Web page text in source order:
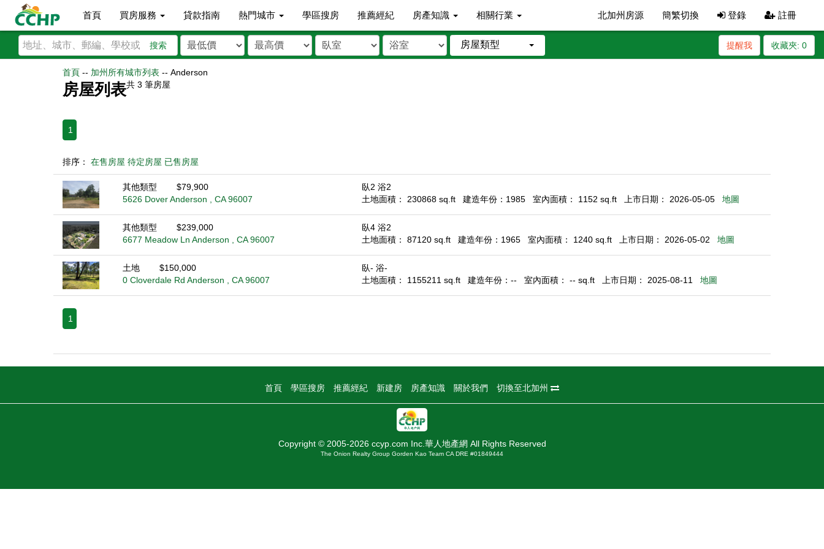
首頁 買房服務 貸款指南 熱門城市 學區搜房 推薦經紀 房產知識 相關行業 北加州房源 簡繁切換 登錄 註冊
搜索 房屋類型 收藏夾: 0
提醒我
首頁 -- 加州所有城市列表 -- Anderson
房屋列表共 3 筆房屋
1
排序： 在售房屋 待定房屋 已售房屋
其他類型
$79,900
5626 Dover Anderson , CA 96007
臥2 浴2
土地面積： 230868 sq.ft
建造年份：1985 室內面積： 1152 sq.ft 上市日期： 2026-05-05 地圖
其他類型
$239,000
6677 Meadow Ln Anderson , CA 96007
臥4 浴2
土地面積： 87120 sq.ft
建造年份：1965 室內面積： 1240 sq.ft 上市日期： 2026-05-02 地圖
土地
$150,000
0 Cloverdale Rd Anderson , CA 96007
臥- 浴-
土地面積： 1155211 sq.ft
建造年份：-- 室內面積： -- sq.ft 上市日期： 2025-08-11 地圖
1
首頁 學區搜房 推薦經紀 新建房 房產知識 關於我們 切換至北加州
Copyright © 2005-2026 ccyp.com Inc.華人地產網 All Rights Reserved
The Onion Realty Group Gorden Kao Team CA DRE #01849444